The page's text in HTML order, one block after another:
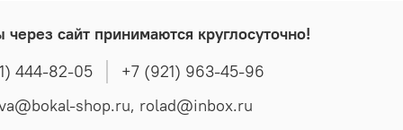
через сайт принимаются круглосуточно!
444-82-05
+7 (921) 963-45-96
t.popova@bokal-shop.ru, rolad@inbox.ru